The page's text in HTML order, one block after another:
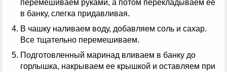
перемешиваем руками, а потом перекладываем ее
в банку, слегка придавливая.
В чашку наливаем воду, добавляем соль и сахар.
Все тщательно перемешиваем.
Подготовленный маринад вливаем в банку до
горлышка, накрываем ее крышкой и оставляем при